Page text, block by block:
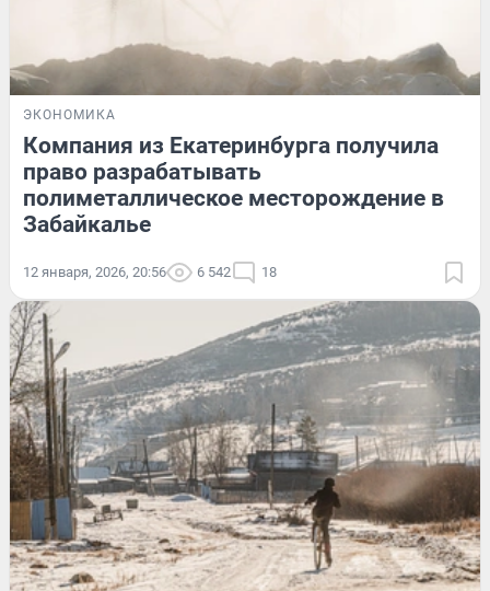
ЭКОНОМИКА
Компания из Екатеринбурга получила
право разрабатывать
полиметаллическое месторождение в
Забайкалье
12 января, 2026, 20:56 6 542 18